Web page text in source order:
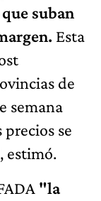
suban
Esta
de
semana
se
estimó.
"la